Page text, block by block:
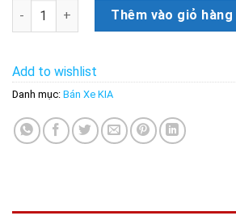
Bán xe Kia Sorento 2021 Luxury số lượng
Thêm vào giỏ hàng
Add to wishlist
Danh mục: Bán Xe KIA